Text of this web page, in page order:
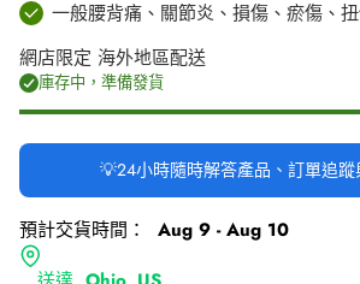
一般腰背痛、關節炎、損傷、瘀傷、
網店限定 海外地區配送
庫存中，準備發貨
💡24小時隨時解答產品、訂單追
預計交貨時間：
Aug 9 - Aug 10